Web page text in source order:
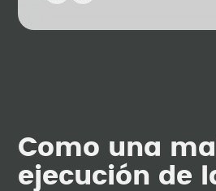
Como una
ejecución de